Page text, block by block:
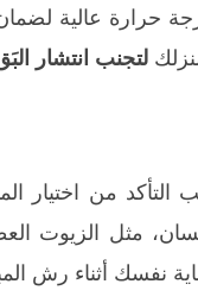
حرارة عالية
لتجنب انتشار
التأكد من اختيار
مثل الزيوت
نفسك أثناء رش